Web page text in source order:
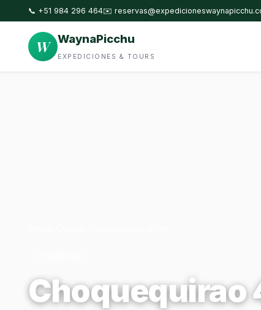
📞 +51 984 296 464✉️
W WaynaPicchu
EXPEDICIONES & TOURS
Choquequirao